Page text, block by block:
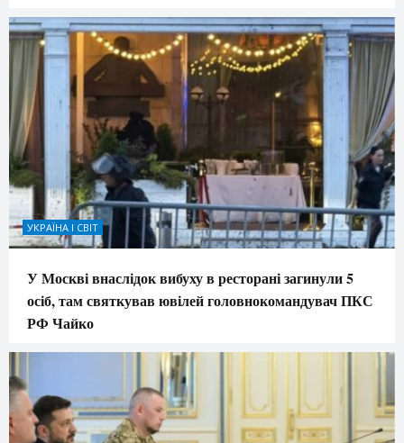
УКРАЇНА І СВІТ
У Москві внаслідок вибуху в ресторані загинули 5
осіб, там святкував ювілей головнокомандувач ПКС
РФ Чайко